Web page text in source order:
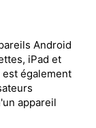
Android
iPad et
également
appareil